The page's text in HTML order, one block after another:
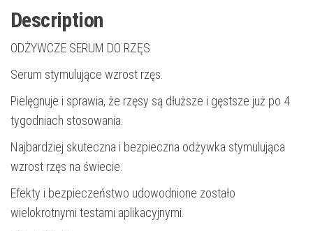
Description
ODŻYWCZE SERUM DO RZĘS
Serum stymulujące wzrost rzęs.
Pielęgnuje i sprawia, że rzęsy są dłuższe i gęstsze już po 4
tygodniach stosowania.
Najbardziej skuteczna i bezpieczna odżywka stymulująca
wzrost rzęs na świecie.
Efekty i bezpieczeństwo udowodnione zostało
wielokrotnymi testami aplikacyjnymi.